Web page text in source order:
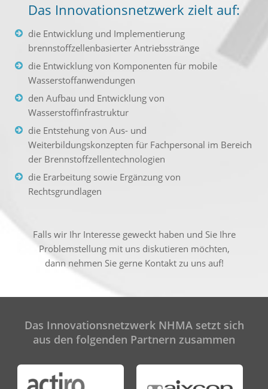
Das Innovationsnetzwerk zielt auf:
die Entwicklung und Implementierung
brennstoffzellenbasierter Antriebsstränge
die Entwicklung von Komponenten für mobile
Wasserstoffanwendungen
den Aufbau und Entwicklung von
Wasserstoffinfrastruktur
die Entstehung von Aus- und
Weiterbildungskonzepten für Fachpersonal im Bereich
der Brennstoffzellentechnologien
die Erarbeitung sowie Ergänzung von
Rechtsgrundlagen
Falls wir Ihr Interesse geweckt haben und Sie Ihre
Problemstellung mit uns diskutieren möchten,
dann nehmen Sie gerne Kontakt zu uns auf!
Das Innovationsnetzwerk NHMA setzt sich
aus den folgenden Partnern zusammen